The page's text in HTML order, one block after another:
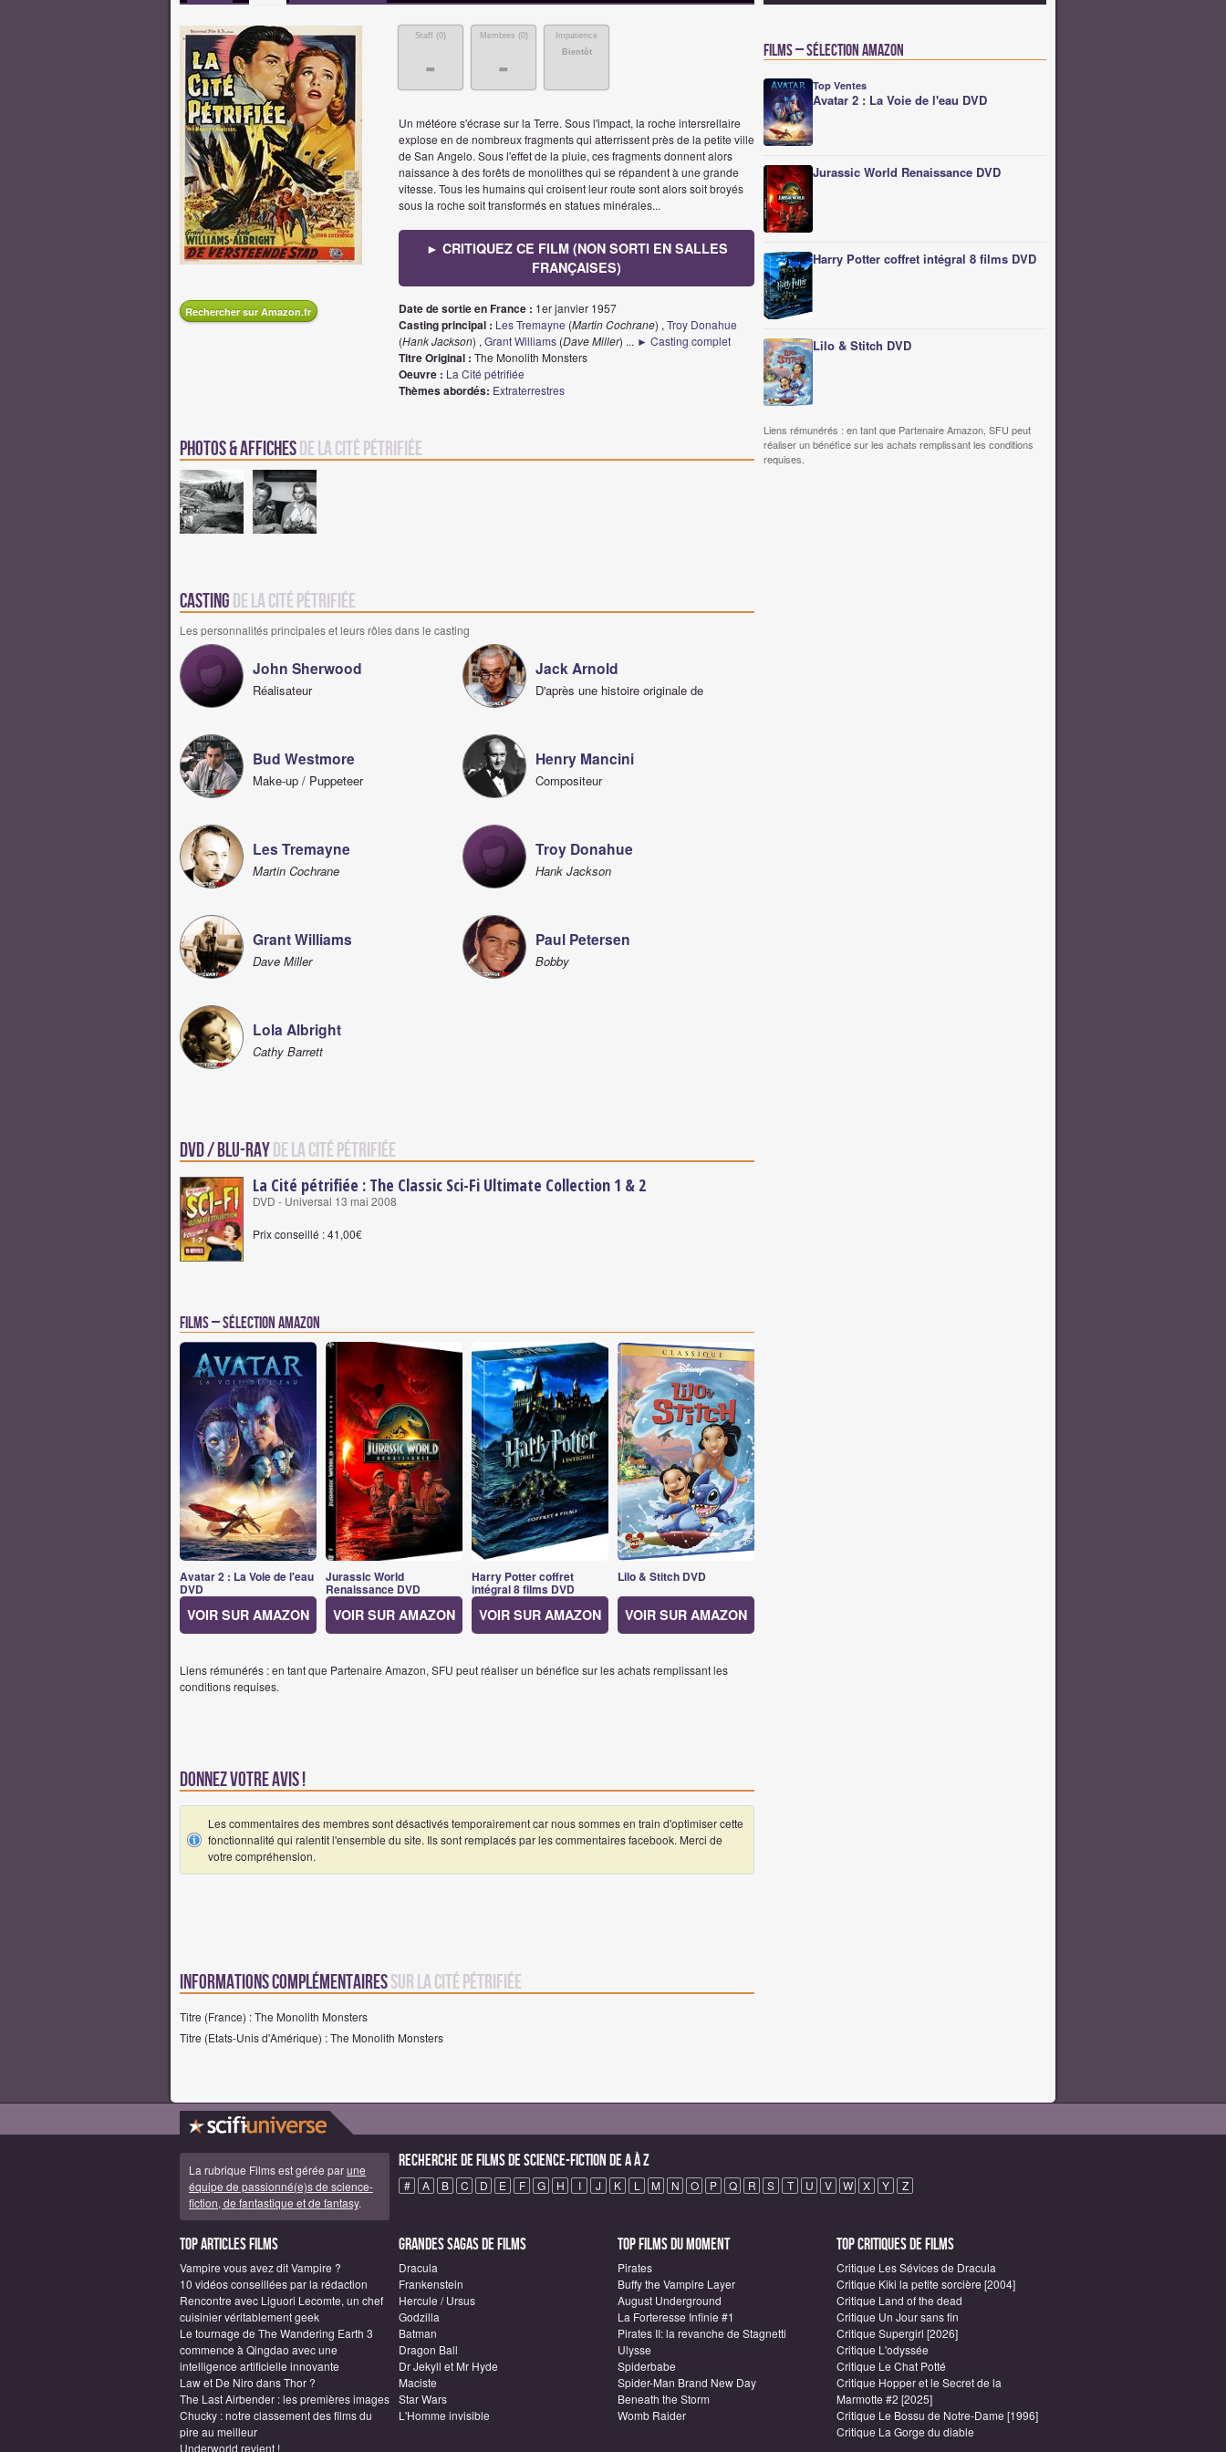
Staff (0)
-
Membres (0)
-
Impatience
Bientôt
Un météore s'écrase sur la Terre. Sous l'impact, la roche intersrellaire
explose en de nombreux fragments qui atterrissent près de la petite ville
de San Angelo. Sous l'effet de la pluie, ces fragments donnent alors
naissance à des forêts de monolithes qui se répandent à une grande
vitesse. Tous les humains qui croisent leur route sont alors soit broyés
sous la roche soit transformés en statues minérales...
► CRITIQUEZ CE FILM (NON SORTI EN SALLES
FRANÇAISES)
Rechercher sur Amazon.fr Date de sortie en France : 1er janvier 1957
Casting principal : Les Tremayne (Martin Cochrane) , Troy Donahue
(Hank Jackson) , Grant Williams (Dave Miller) ... ► Casting complet
Titre Original : The Monolith Monsters
Oeuvre : La Cité pétrifiée
Thèmes abordés: Extraterrestres
Photos & Affichesde La Cité pétrifiée
Casting de La Cité pétrifiée
Les personnalités principales et leurs rôles dans le casting
John Sherwood
Réalisateur
Jack Arnold
D'après une histoire originale de
Bud Westmore
Make-up / Puppeteer
Henry Mancini
Compositeur
Les Tremayne
Martin Cochrane
Troy Donahue
Hank Jackson
Grant Williams
Dave Miller
Paul Petersen
Bobby
Lola Albright
Cathy Barrett
DVD / Blu-Rayde La Cité pétrifiée
La Cité pétrifiée : The Classic Sci-Fi Ultimate Collection 1 & 2
DVD - Universal 13 mai 2008
Prix conseillé : 41,00€
Films – Sélection Amazon
Avatar 2 : La Voie de l'eau
DVD
VOIR SUR AMAZON
Jurassic World
Renaissance DVD
VOIR SUR AMAZON
Harry Potter coffret
intégral 8 films DVD
VOIR SUR AMAZON
Lilo & Stitch DVD
VOIR SUR AMAZON
Liens rémunérés : en tant que Partenaire Amazon, SFU peut réaliser un bénéfice sur les achats remplissant les
conditions requises.
Donnez votre avis !
Les commentaires des membres sont désactivés temporairement car nous sommes en train d'optimiser cette
fonctionnalité qui ralentit l'ensemble du site. Ils sont remplacés par les commentaires facebook. Merci de
votre compréhension.
Informations complémentairessur La Cité pétrifiée
Titre (France) : The Monolith Monsters
Titre (Etats-Unis d'Amérique) : The Monolith Monsters
Films – Sélection Amazon
Top Ventes
Avatar 2 : La Voie de l'eau DVD
Jurassic World Renaissance DVD
Harry Potter coffret intégral 8 films DVD
Lilo & Stitch DVD
Liens rémunérés : en tant que Partenaire Amazon, SFU peut
réaliser un bénéfice sur les achats remplissant les conditions
requises.
La rubrique Films est gérée parune
équipe de passionné(e)s de science-
fiction, de fantastique et de fantasy.
Recherche de Films de science-fiction de A à Z
# A B C D E F G H I J K L M N O P Q R S T U V W X Y Z
Top articles Films
Vampire vous avez dit Vampire ?
10 vidéos conseillées par la rédaction
Rencontre avec Liguori Lecomte, un chef
cuisinier véritablement geek
Le tournage de The Wandering Earth 3
commence à Qingdao avec une
intelligence artificielle innovante
Law et De Niro dans Thor ?
The Last Airbender : les premières images
Chucky : notre classement des films du
pire au meilleur
Underworld revient !
Grandes sagas de Films
Dracula
Frankenstein
Hercule / Ursus
Godzilla
Batman
Dragon Ball
Dr Jekyll et Mr Hyde
Maciste
Star Wars
L'Homme invisible
Top Films du moment
Pirates
Buffy the Vampire Layer
August Underground
La Forteresse Infinie #1
Pirates II: la revanche de Stagnetti
Ulysse
Spiderbabe
Spider-Man Brand New Day
Beneath the Storm
Womb Raider
Top critiques de Films
Critique Les Sévices de Dracula
Critique Kiki la petite sorcière [2004]
Critique Land of the dead
Critique Un Jour sans fin
Critique Supergirl [2026]
Critique L'odyssée
Critique Le Chat Potté
Critique Hopper et le Secret de la
Marmotte #2 [2025]
Critique Le Bossu de Notre-Dame [1996]
Critique La Gorge du diable